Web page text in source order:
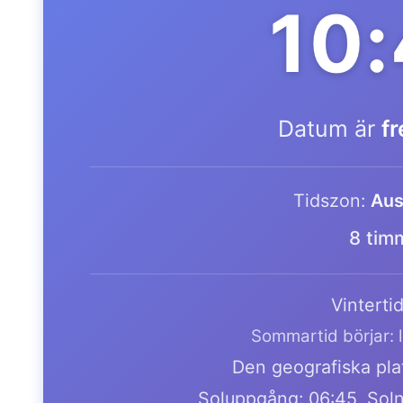
Datum är
Tidszon:
8
Sommartid börjar:
Den geografiska
Soluppgång: 06:45,